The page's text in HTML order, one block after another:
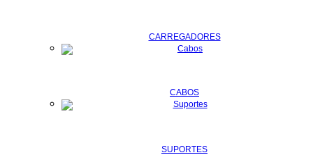
CARREGADORES
CABOS
SUPORTES